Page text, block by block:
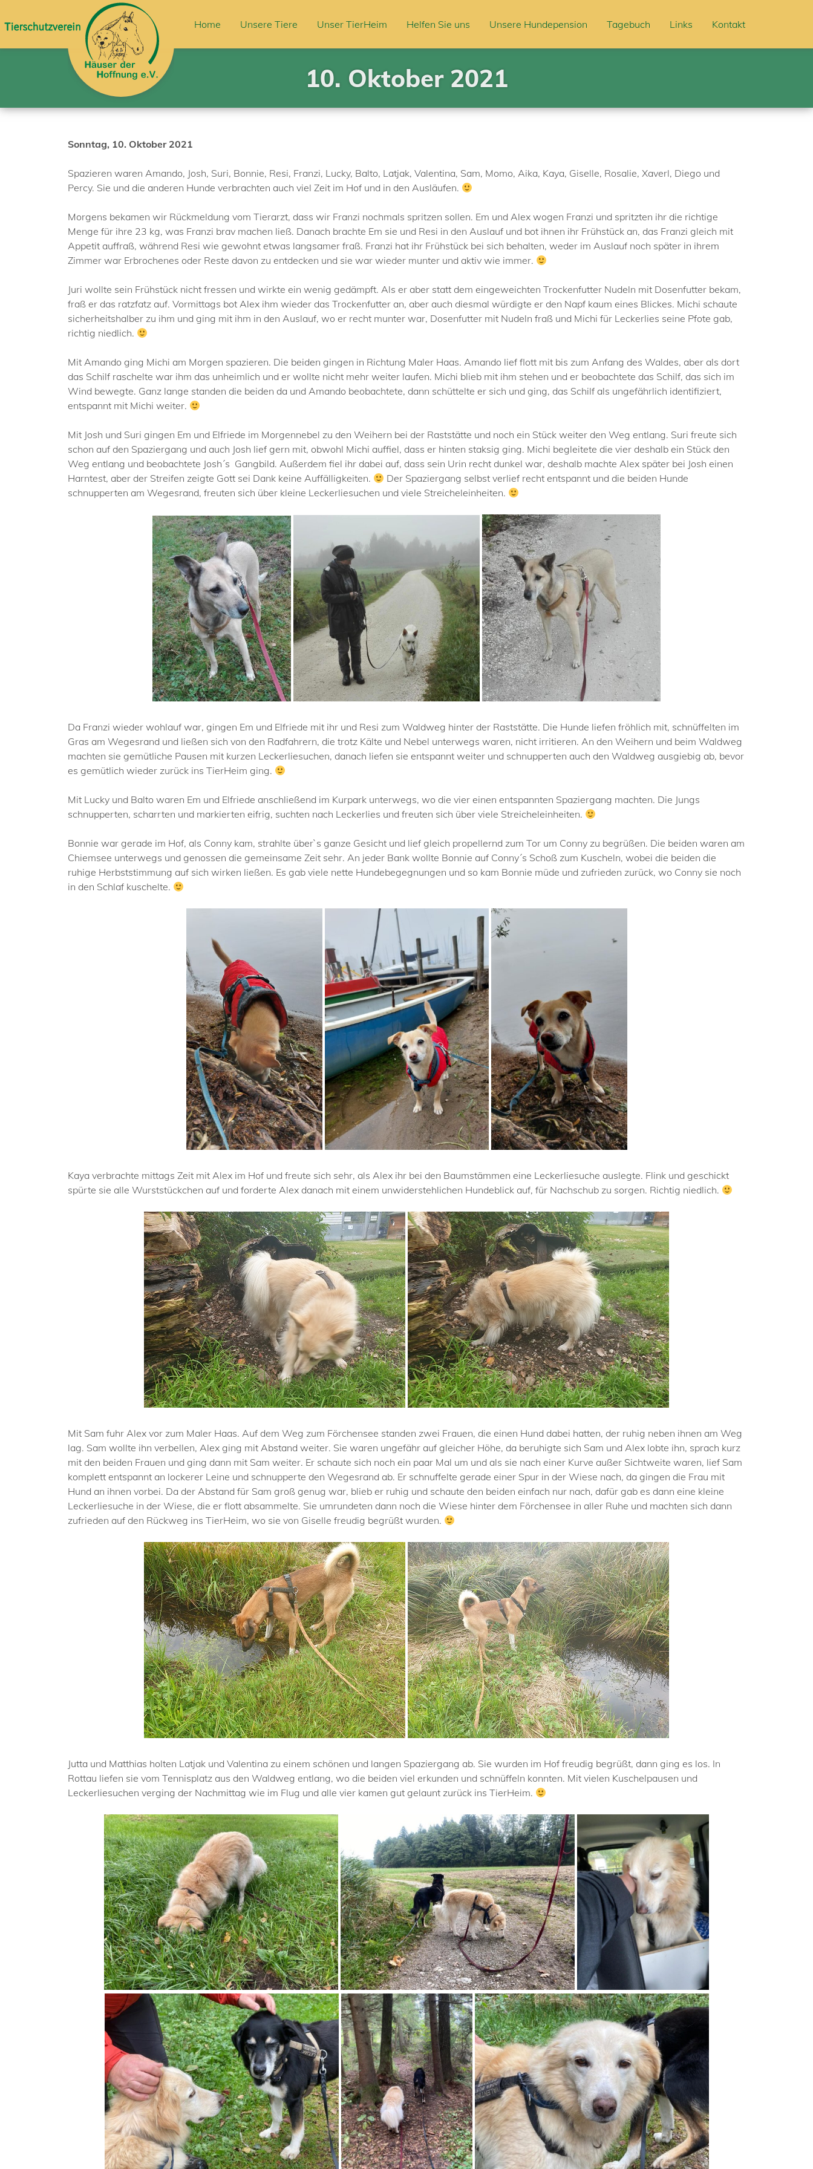
Home Unsere Tiere Unser TierHeim Helfen Sie uns Unsere Hundepension Tagebuch Links Kontakt
10. Oktober 2021
Sonntag, 10. Oktober 2021
Spazieren waren Amando, Josh, Suri, Bonnie, Resi, Franzi, Lucky, Balto, Latjak, Valentina, Sam, Momo, Aika, Kaya, Giselle, Rosalie, Xaverl, Diego und
Percy. Sie und die anderen Hunde verbrachten auch viel Zeit im Hof und in den Ausläufen.
Morgens bekamen wir Rückmeldung vom Tierarzt, dass wir Franzi nochmals spritzen sollen. Em und Alex wogen Franzi und spritzten ihr die richtige
Menge für ihre 23 kg, was Franzi brav machen ließ. Danach brachte Em sie und Resi in den Auslauf und bot ihnen ihr Frühstück an, das Franzi gleich mit
Appetit auffraß, während Resi wie gewohnt etwas langsamer fraß. Franzi hat ihr Frühstück bei sich behalten, weder im Auslauf noch später in ihrem
Zimmer war Erbrochenes oder Reste davon zu entdecken und sie war wieder munter und aktiv wie immer.
Juri wollte sein Frühstück nicht fressen und wirkte ein wenig gedämpft. Als er aber statt dem eingeweichten Trockenfutter Nudeln mit Dosenfutter bekam,
fraß er das ratzfatz auf. Vormittags bot Alex ihm wieder das Trockenfutter an, aber auch diesmal würdigte er den Napf kaum eines Blickes. Michi schaute
sicherheitshalber zu ihm und ging mit ihm in den Auslauf, wo er recht munter war, Dosenfutter mit Nudeln fraß und Michi für Leckerlies seine Pfote gab,
richtig niedlich.
Mit Amando ging Michi am Morgen spazieren. Die beiden gingen in Richtung Maler Haas. Amando lief flott mit bis zum Anfang des Waldes, aber als dort
das Schilf raschelte war ihm das unheimlich und er wollte nicht mehr weiter laufen. Michi blieb mit ihm stehen und er beobachtete das Schilf, das sich im
Wind bewegte. Ganz lange standen die beiden da und Amando beobachtete, dann schüttelte er sich und ging, das Schilf als ungefährlich identifiziert,
entspannt mit Michi weiter.
Mit Josh und Suri gingen Em und Elfriede im Morgennebel zu den Weihern bei der Raststätte und noch ein Stück weiter den Weg entlang. Suri freute sich
schon auf den Spaziergang und auch Josh lief gern mit, obwohl Michi auffiel, dass er hinten staksig ging. Michi begleitete die vier deshalb ein Stück den
Weg entlang und beobachtete Josh´s Gangbild. Außerdem fiel ihr dabei auf, dass sein Urin recht dunkel war, deshalb machte Alex später bei Josh einen
Harntest, aber der Streifen zeigte Gott sei Dank keine Auffälligkeiten.
Der Spaziergang selbst verlief recht entspannt und die beiden Hunde
schnupperten am Wegesrand, freuten sich über kleine Leckerliesuchen und viele Streicheleinheiten.
Da Franzi wieder wohlauf war, gingen Em und Elfriede mit ihr und Resi zum Waldweg hinter der Raststätte. Die Hunde liefen fröhlich mit, schnüffelten im
Gras am Wegesrand und ließen sich von den Radfahrern, die trotz Kälte und Nebel unterwegs waren, nicht irritieren. An den Weihern und beim Waldweg
machten sie gemütliche Pausen mit kurzen Leckerliesuchen, danach liefen sie entspannt weiter und schnupperten auch den Waldweg ausgiebig ab, bevor
es gemütlich wieder zurück ins TierHeim ging.
Mit Lucky und Balto waren Em und Elfriede anschließend im Kurpark unterwegs, wo die vier einen entspannten Spaziergang machten. Die Jungs
schnupperten, scharrten und markierten eifrig, suchten nach Leckerlies und freuten sich über viele Streicheleinheiten.
Bonnie war gerade im Hof, als Conny kam, strahlte über`s ganze Gesicht und lief gleich propellernd zum Tor um Conny zu begrüßen. Die beiden waren am
Chiemsee unterwegs und genossen die gemeinsame Zeit sehr. An jeder Bank wollte Bonnie auf Conny´s Schoß zum Kuscheln, wobei die beiden die
ruhige Herbststimmung auf sich wirken ließen. Es gab viele nette Hundebegegnungen und so kam Bonnie müde und zufrieden zurück, wo Conny sie noch
in den Schlaf kuschelte.
Kaya verbrachte mittags Zeit mit Alex im Hof und freute sich sehr, als Alex ihr bei den Baumstämmen eine Leckerliesuche auslegte. Flink und geschickt
spürte sie alle Wurststückchen auf und forderte Alex danach mit einem unwiderstehlichen Hundeblick auf, für Nachschub zu sorgen. Richtig niedlich.
Mit Sam fuhr Alex vor zum Maler Haas. Auf dem Weg zum Förchensee standen zwei Frauen, die einen Hund dabei hatten, der ruhig neben ihnen am Weg
lag. Sam wollte ihn verbellen, Alex ging mit Abstand weiter. Sie waren ungefähr auf gleicher Höhe, da beruhigte sich Sam und Alex lobte ihn, sprach kurz
mit den beiden Frauen und ging dann mit Sam weiter. Er schaute sich noch ein paar Mal um und als sie nach einer Kurve außer Sichtweite waren, lief Sam
komplett entspannt an lockerer Leine und schnupperte den Wegesrand ab. Er schnuffelte gerade einer Spur in der Wiese nach, da gingen die Frau mit
Hund an ihnen vorbei. Da der Abstand für Sam groß genug war, blieb er ruhig und schaute den beiden einfach nur nach, dafür gab es dann eine kleine
Leckerliesuche in der Wiese, die er flott absammelte. Sie umrundeten dann noch die Wiese hinter dem Förchensee in aller Ruhe und machten sich dann
zufrieden auf den Rückweg ins TierHeim, wo sie von Giselle freudig begrüßt wurden.
Jutta und Matthias holten Latjak und Valentina zu einem schönen und langen Spaziergang ab. Sie wurden im Hof freudig begrüßt, dann ging es los. In
Rottau liefen sie vom Tennisplatz aus den Waldweg entlang, wo die beiden viel erkunden und schnüffeln konnten. Mit vielen Kuschelpausen und
Leckerliesuchen verging der Nachmittag wie im Flug und alle vier kamen gut gelaunt zurück ins TierHeim.